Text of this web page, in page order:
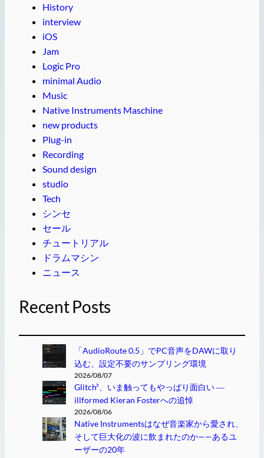
History
interview
iOS
Jam
Logic Pro
minimal Audio
Music
Native Instruments Maschine
new products
Plug-in
Recording
Sound design
studio
Tech
シンセ
セール
チュートリアル
ドラムマシン
ニュース
Recent Posts
「AudioRoute 0.5」でPC音声をDAWに取り
込む、設定不要のサンプリング環境
2026/08/07
Glitch²、いま触ってもやっぱり面白い ―
illformed Kieran Fosterへの追悼
2026/08/06
Native Instrumentsはなぜ音楽家から愛され、
そして巨大化の波に飲まれたのか——あるユ
ーザーの20年